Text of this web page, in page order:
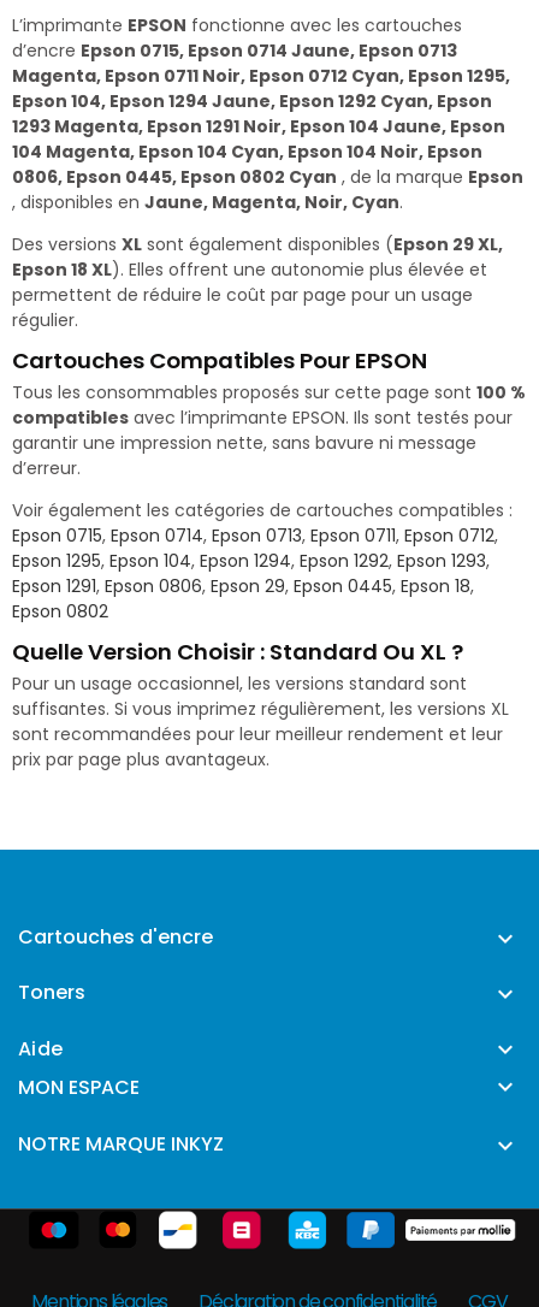
L’imprimante EPSON fonctionne avec les cartouches
d’encre Epson 0715, Epson 0714 Jaune, Epson 0713
Magenta, Epson 0711 Noir, Epson 0712 Cyan, Epson 1295,
Epson 104, Epson 1294 Jaune, Epson 1292 Cyan, Epson
1293 Magenta, Epson 1291 Noir, Epson 104 Jaune, Epson
104 Magenta, Epson 104 Cyan, Epson 104 Noir, Epson
0806, Epson 0445, Epson 0802 Cyan , de la marque Epson
, disponibles en Jaune, Magenta, Noir, Cyan.
Des versions XL sont également disponibles (Epson 29 XL,
Epson 18 XL). Elles offrent une autonomie plus élevée et
permettent de réduire le coût par page pour un usage
régulier.
Cartouches Compatibles Pour EPSON
Tous les consommables proposés sur cette page sont 100 %
compatibles avec l’imprimante EPSON. Ils sont testés pour
garantir une impression nette, sans bavure ni message
d’erreur.
Voir également les catégories de cartouches compatibles :
Epson 0715, Epson 0714, Epson 0713, Epson 0711, Epson 0712,
Epson 1295, Epson 104, Epson 1294, Epson 1292, Epson 1293,
Epson 1291, Epson 0806, Epson 29, Epson 0445, Epson 18,
Epson 0802
Quelle Version Choisir : Standard Ou XL ?
Pour un usage occasionnel, les versions standard sont
suffisantes. Si vous imprimez régulièrement, les versions XL
sont recommandées pour leur meilleur rendement et leur
prix par page plus avantageux.
Cartouches d'encre 
Toners 
Aide 
MON ESPACE 
NOTRE MARQUE INKYZ 